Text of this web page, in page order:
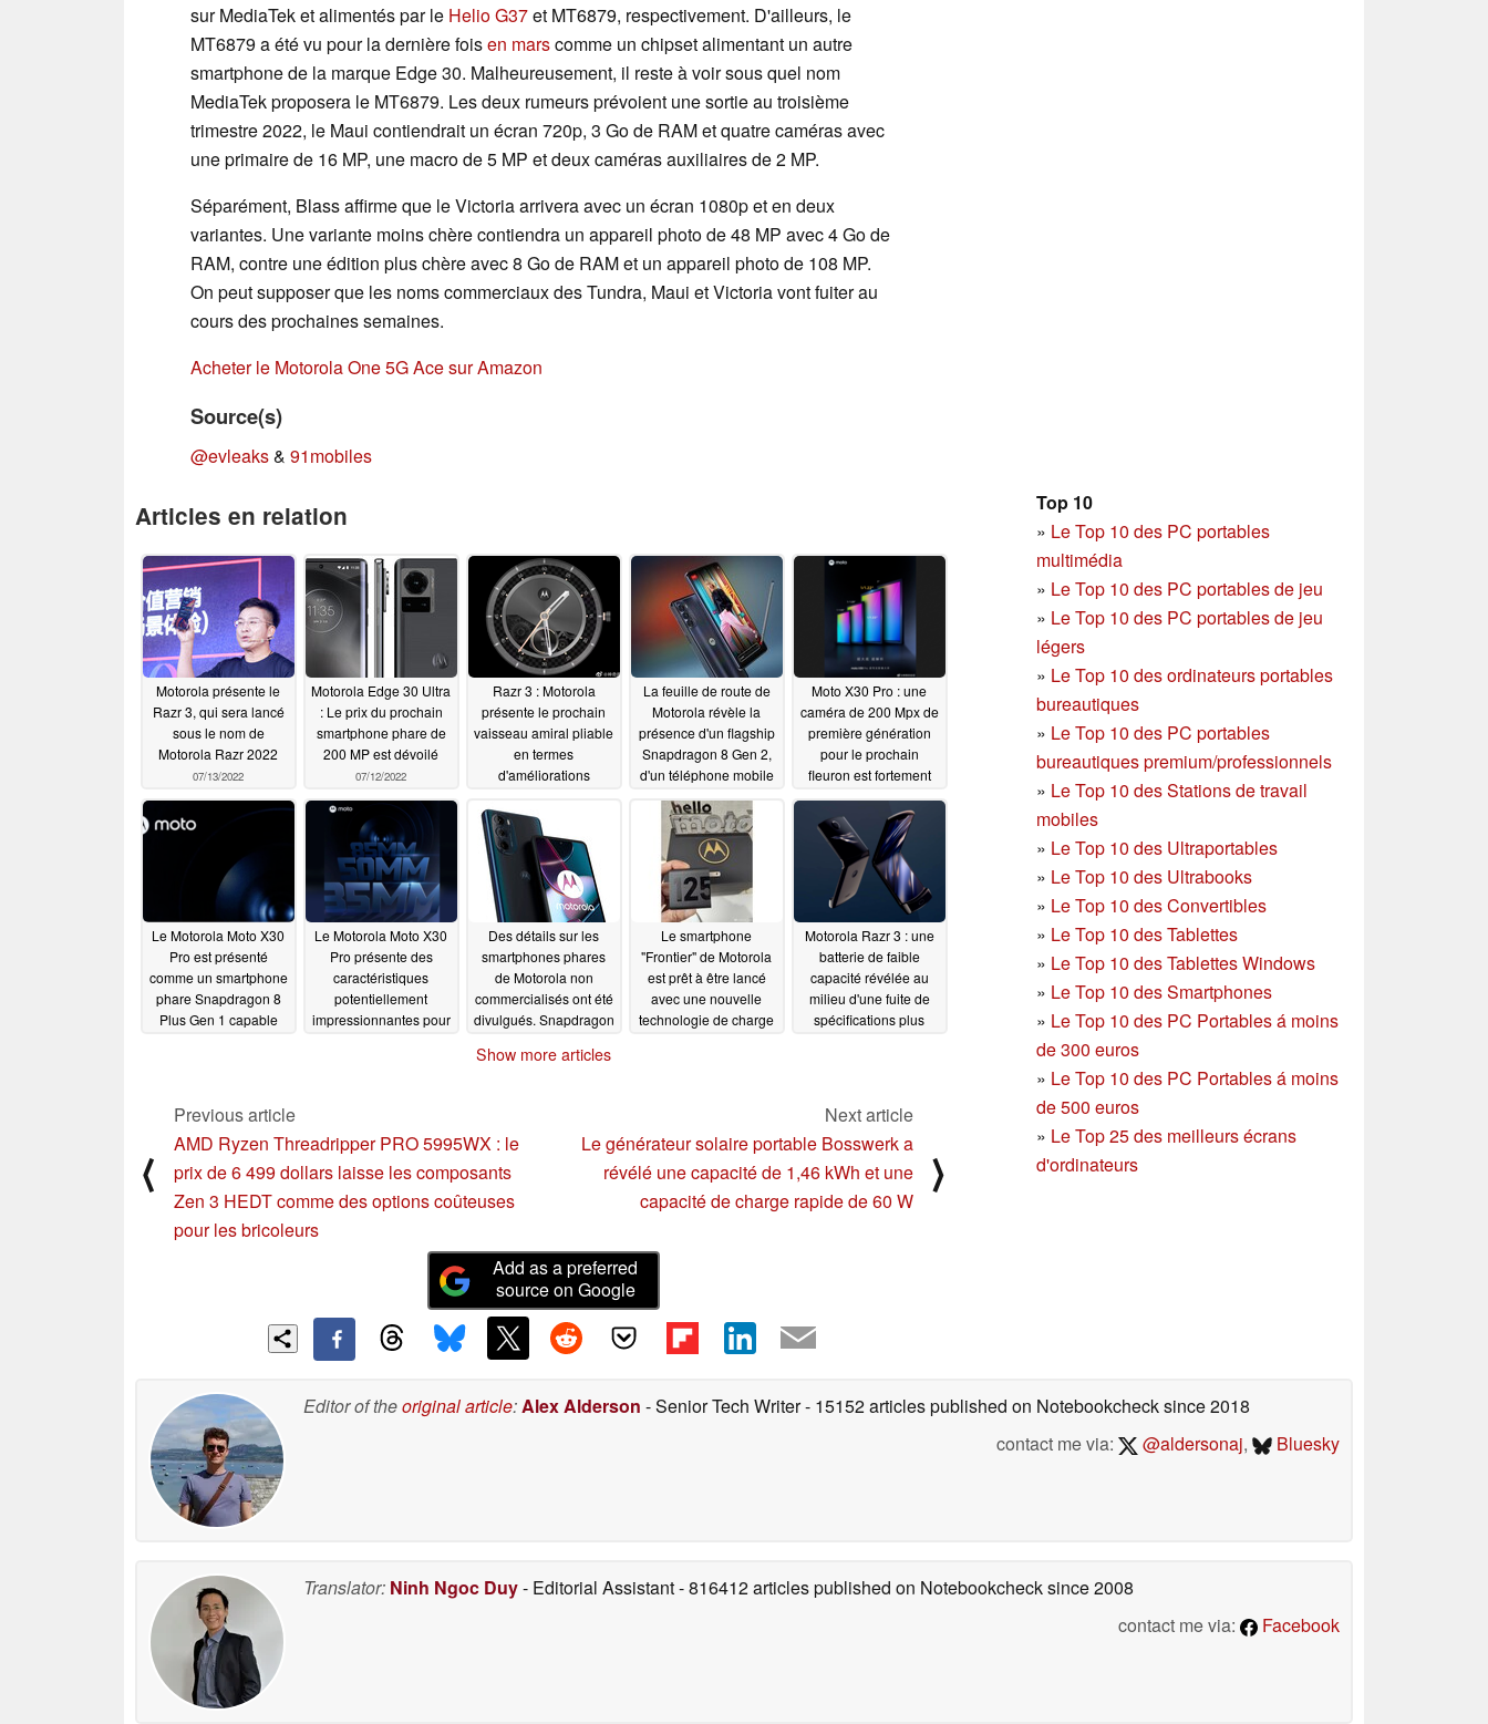
sur MediaTek et alimentés par le Helio G37et MT6879, respectivement. D'ailleurs, le
MT6879 a été vu pour la dernière foisen marscomme un chipset alimentant un autre
smartphone de la marque Edge 30. Malheureusement, il reste à voir sous quel nom
MediaTek proposera le MT6879. Les deux rumeurs prévoient une sortie au troisième
trimestre 2022, le Maui contiendrait un écran 720p, 3 Go de RAM et quatre caméras avec
une primaire de 16 MP, une macro de 5 MP et deux caméras auxiliaires de 2 MP.
Séparément, Blass affirme que le Victoria arrivera avec un écran 1080p et en deux
variantes. Une variante moins chère contiendra un appareil photo de 48 MP avec 4 Go de
RAM, contre une édition plus chère avec 8 Go de RAM et un appareil photo de 108 MP.
On peut supposer que les noms commerciaux des Tundra, Maui et Victoria vont fuiter au
cours des prochaines semaines.
Acheter le Motorola One 5G Ace sur Amazon
Source(s)
@evleaks& 91mobiles
Top 10
» Le Top 10 des PC portables
multimédia
» Le Top 10 des PC portables de jeu
» Le Top 10 des PC portables de jeu
légers
» Le Top 10 des ordinateurs portables
bureautiques
» Le Top 10 des PC portables
bureautiques premium/professionnels
» Le Top 10 des Stations de travail
mobiles
» Le Top 10 des Ultraportables
» Le Top 10 des Ultrabooks
» Le Top 10 des Convertibles
» Le Top 10 des Tablettes
» Le Top 10 des Tablettes Windows
» Le Top 10 des Smartphones
» Le Top 10 des PC Portables á moins
de 300 euros
» Le Top 10 des PC Portables á moins
de 500 euros
» Le Top 25 des meilleurs écrans
d'ordinateurs
Articles en relation
Motorola présente le
Razr 3, qui sera lancé
sous le nom de
Motorola Razr 2022
07/13/2022
Motorola Edge 30 Ultra
: Le prix du prochain
smartphone phare de
200 MP est dévoilé
07/12/2022
Razr 3 : Motorola
présente le prochain
vaisseau amiral pliable
en termes
d'améliorations
l'interface utilisateur et
des jeux07/09/2022
La feuille de route de
Motorola révèle la
présence d'un flagship
Snapdragon 8 Gen 2,
d'un téléphone mobile
de smartphones dans
les segments de milieu
et de budget07/06/2022
Moto X30 Pro : une
caméra de 200 Mpx de
première génération
pour le prochain
fleuron est fortement
nouveau teaser
07/05/2022
Le Motorola Moto X30
Pro est présenté
comme un smartphone
phare Snapdragon 8
Plus Gen 1 capable
Le Motorola Moto X30
Pro présente des
caractéristiques
potentiellement
impressionnantes pour
Des détails sur les
smartphones phares
de Motorola non
commercialisés ont été
divulgués. Snapdragon
Snapdragon 8 Gen 2
Le smartphone
"Frontier" de Motorola
est prêt à être lancé
avec une nouvelle
technologie de charge
Motorola Razr 3 : une
batterie de faible
capacité révélée au
milieu d'une fuite de
spécifications plus
Show more articles
⟨
Previous article
AMD Ryzen Threadripper PRO 5995WX : le
prix de 6 499 dollars laisse les composants
Zen 3 HEDT comme des options coûteuses
pour les bricoleurs
Next article
Le générateur solaire portable Bosswerk a
révélé une capacité de 1,46 kWh et une
capacité de charge rapide de 60 W
⟩
Add as a preferred
source on Google
Editor of theoriginal article:Alex Alderson - Senior Tech Writer- 15152 articles published on Notebookchecksince 2018
contact me via:
@aldersonaj, Bluesky
Translator: Ninh Ngoc Duy- Editorial Assistant- 816412 articles published on Notebookchecksince 2008
contact me via:
Facebook